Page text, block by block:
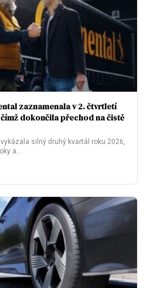
zaznamenala v 2. čtvrtletí
dokončila přechod na čistě
silný druhý kvartál roku 2026,
a…